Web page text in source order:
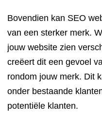
Bovendien kan SEO
van een sterker merk.
jouw website zien
creëert dit een gevoel
rondom jouw merk. Dit
onder bestaande
potentiële klanten.